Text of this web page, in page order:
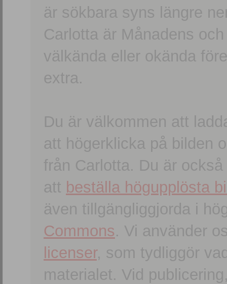
är sökbara syns längre
Carlotta är Månadens
välkända eller okända
extra.
Du är välkommen att
att högerklicka på bilden
från Carlotta. Du är
att beställa högupplösta
även tillgängliggjorda i
Commons. Vi använder
licenser, som tydliggör
materialet. Vid